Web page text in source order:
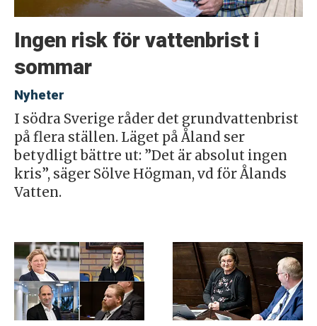
Ingen risk för vattenbrist i
sommar
Nyheter
I södra Sverige råder det grundvattenbrist
på flera ställen. Läget på Åland ser
betydligt bättre ut: ”Det är absolut ingen
kris”, säger Sölve Högman, vd för Ålands
Vatten.